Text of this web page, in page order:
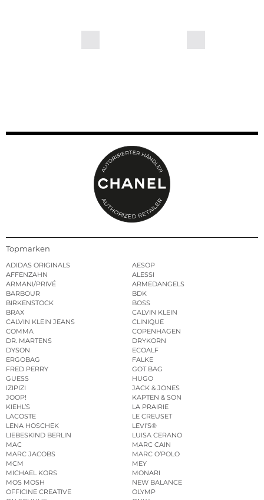
Topmarken
ADIDAS ORIGINALS
AESOP
AFFENZAHN
ALESSI
ARMANI/PRIVÉ
ARMEDANGELS
BARBOUR
BDK
BIRKENSTOCK
BOSS
BRAX
CALVIN KLEIN
CALVIN KLEIN JEANS
CLINIQUE
COMMA
COPENHAGEN
DR. MARTENS
DRYKORN
DYSON
ECOALF
ERGOBAG
FALKE
FRED PERRY
GOT BAG
GUESS
HUGO
IZIPIZI
JACK & JONES
JOOP!
KAPTEN & SON
KIEHL’S
LA PRAIRIE
LACOSTE
LE CREUSET
LENA HOSCHEK
LEVI’S®
LIEBESKIND BERLIN
LUISA CERANO
MAC
MARC CAIN
MARC JACOBS
MARC O’POLO
MCM
MEY
MICHAEL KORS
MONARI
MOS MOSH
NEW BALANCE
OFFICINE CREATIVE
OLYMP